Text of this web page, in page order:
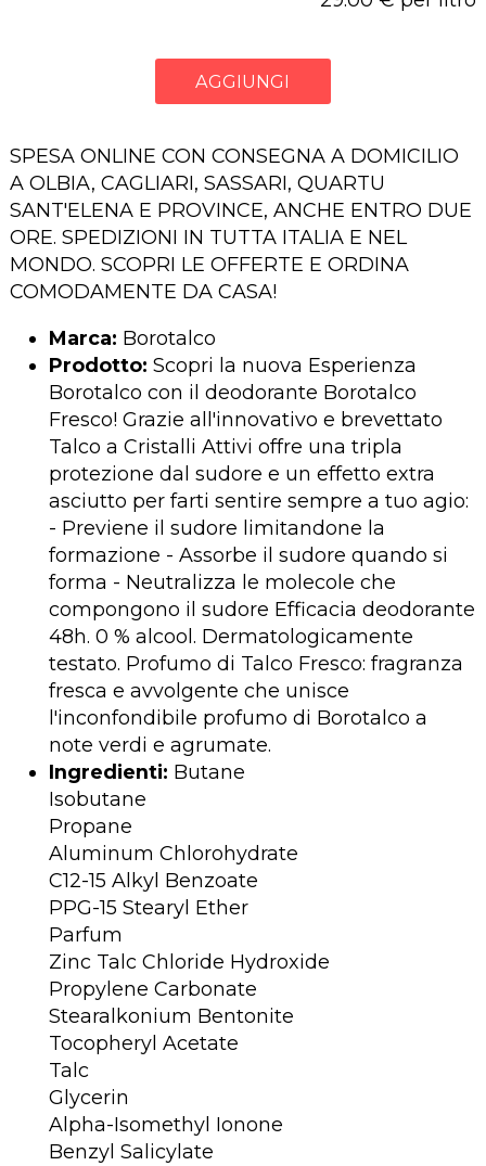
AGGIUNGI
SPESA ONLINE CON CONSEGNA A DOMICILIO
A OLBIA, CAGLIARI, SASSARI, QUARTU
SANT'ELENA E PROVINCE, ANCHE ENTRO DUE
ORE. SPEDIZIONI IN TUTTA ITALIA E NEL
MONDO. SCOPRI LE OFFERTE E ORDINA
COMODAMENTE DA CASA!
Marca: Borotalco
Prodotto: Scopri la nuova Esperienza
Borotalco con il deodorante Borotalco
Fresco! Grazie all'innovativo e brevettato
Talco a Cristalli Attivi offre una tripla
protezione dal sudore e un effetto extra
asciutto per farti sentire sempre a tuo agio:
- Previene il sudore limitandone la
formazione - Assorbe il sudore quando si
forma - Neutralizza le molecole che
compongono il sudore Efficacia deodorante
48h. 0 % alcool. Dermatologicamente
testato. Profumo di Talco Fresco: fragranza
fresca e avvolgente che unisce
l'inconfondibile profumo di Borotalco a
note verdi e agrumate.
Ingredienti: Butane
Isobutane
Propane
Aluminum Chlorohydrate
C12-15 Alkyl Benzoate
PPG-15 Stearyl Ether
Parfum
Zinc Talc Chloride Hydroxide
Propylene Carbonate
Stearalkonium Bentonite
Tocopheryl Acetate
Talc
Glycerin
Alpha-Isomethyl Ionone
Benzyl Salicylate